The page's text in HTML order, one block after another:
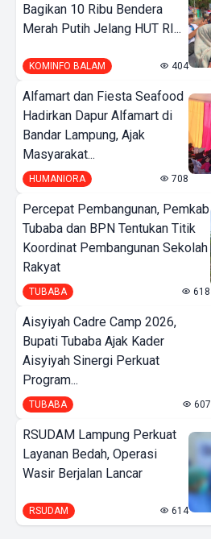
Bagikan 10 Ribu Bendera
Merah Putih Jelang HUT RI...
KOMINFO BALAM 404
Alfamart dan Fiesta Seafood
Hadirkan Dapur Alfamart di
Bandar Lampung, Ajak
Masyarakat...
HUMANIORA 708
Percepat Pembangunan, Pemkab
Tubaba dan BPN Tentukan Titik
Koordinat Pembangunan Sekolah
Rakyat
TUBABA 618
Aisyiyah Cadre Camp 2026,
Bupati Tubaba Ajak Kader
Aisyiyah Sinergi Perkuat
Program...
TUBABA 607
RSUDAM Lampung Perkuat
Layanan Bedah, Operasi
Wasir Berjalan Lancar
RSUDAM 614